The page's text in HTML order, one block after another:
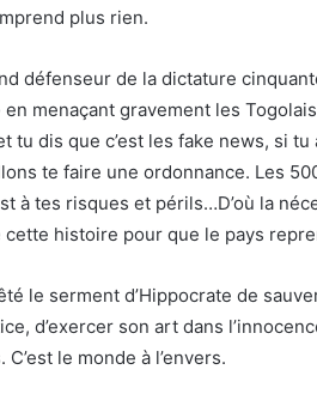
plus rien.
défenseur de la dictature
menaçant gravement les
tu dis que c’est les fake news, si
te faire une ordonnance. Les
à tes risques et périls…D’où la
histoire pour que le pays
le serment d’Hippocrate de
d’exercer son art dans
le monde à l’envers.